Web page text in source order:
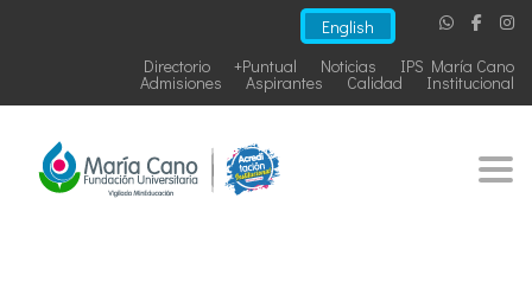
English
IPS María Cano
Noticias
+Puntual
Directorio
Institucional
Calidad
Aspirantes
Admisiones